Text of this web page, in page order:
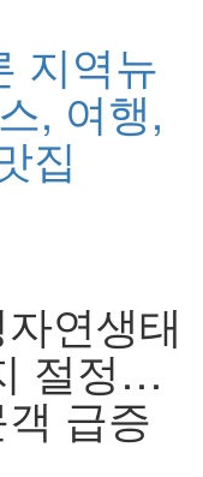
연생태
절정…
급증